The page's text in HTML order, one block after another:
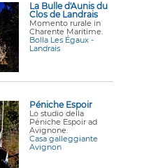
La Bulle d'Aunis du
Clos de Landrais
Momento rurale in
Charente Maritime.
Bolla Les Égaux -
Landrais
Péniche Espoir
Lo studio della
Péniche Espoir ad
Avignone.
Casa galleggiante
Avignon